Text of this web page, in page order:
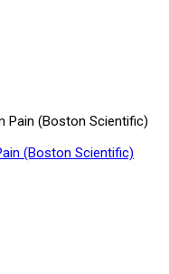
(Boston Scientific)